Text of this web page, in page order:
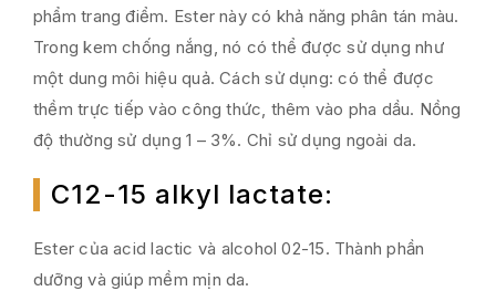
phẩm trang điểm. Ester này có khả năng phân tán màu.
Trong kem chống nắng, nó có thể được sử dụng như
một dung môi hiệu quả. Cách sử dụng: có thể được
thềm trực tiếp vào công thức, thêm vào pha dầu. Nồng
độ thường sử dụng 1 – 3%. Chỉ sử dụng ngoài da.
C12-15 alkyl lactate:
Ester của acid lactic và alcohol 02-15. Thành phần
dưỡng và giúp mềm mịn da.